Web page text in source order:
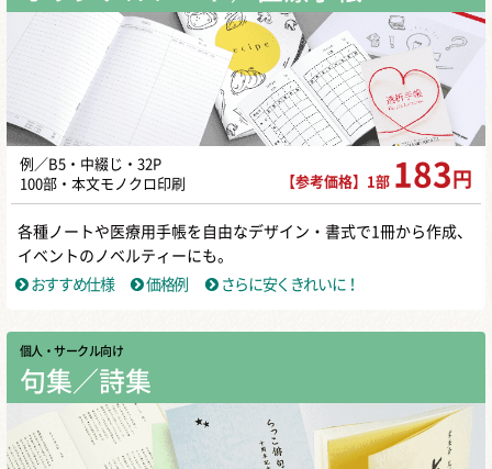
例／B5・中綴じ・32P
100部・本文モノクロ印刷
【参考価格】1部 183 円
各種ノートや医療用手帳を自由なデザイン・書式で1冊から作成、
イベントのノベルティーにも。
おすすめ仕様
価格例 さらに安くきれいに！
個人・サークル向け
句集／詩集